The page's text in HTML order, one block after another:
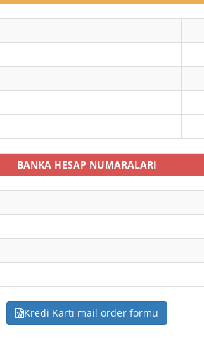
BANKA HESAP NUMARALARI
Kredi Kartı mail order formu